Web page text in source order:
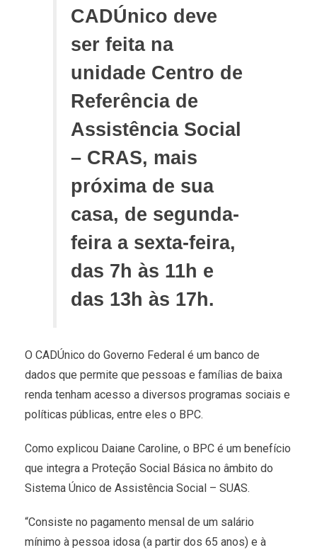
CADÚnico deve
ser feita na
unidade Centro de
Referência de
Assistência Social
– CRAS, mais
próxima de sua
casa, de segunda-
feira a sexta-feira,
das 7h às 11h e
das 13h às 17h.
O CADÚnico do Governo Federal é um banco de
dados que permite que pessoas e famílias de baixa
renda tenham acesso a diversos programas sociais e
políticas públicas, entre eles o BPC.
Como explicou Daiane Caroline, o BPC é um benefício
que integra a Proteção Social Básica no âmbito do
Sistema Único de Assistência Social – SUAS.
“Consiste no pagamento mensal de um salário
mínimo à pessoa idosa (a partir dos 65 anos) e à